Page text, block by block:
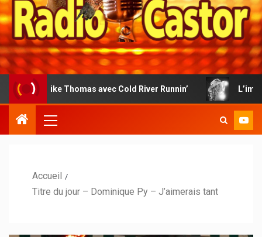
Thomas avec Cold River Runnin’ L’impertinence
Accueil
Titre du jour – Dominique Py – J’aimerais tant